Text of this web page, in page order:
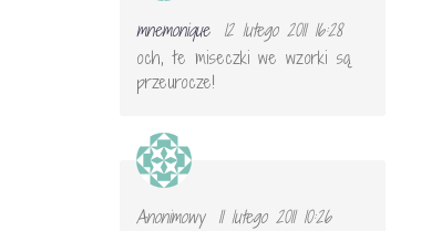
mnemonique
12 lutego 2011 16:28
och, te miseczki we wzorki są
przeurocze!
Anonimowy 11 lutego 2011 10:26